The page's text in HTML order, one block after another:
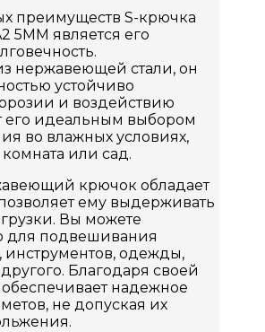
преимуществ S-крючка
5MM является его
нержавеющей стали, он
устойчиво
и воздействию
его идеальным выбором
во влажных условиях,
или сад.
крючок обладает
ему выдерживать
Вы можете
для подвешивания
инструментов, одежды,
Благодаря своей
надежное
не допуская их